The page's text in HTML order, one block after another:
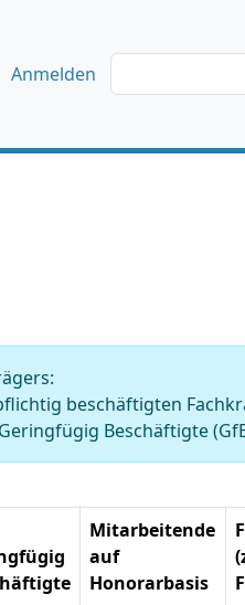
Anmelden
beschäftigten
Beschäftigte
Mitarbeitende
auf
Honorarbasis